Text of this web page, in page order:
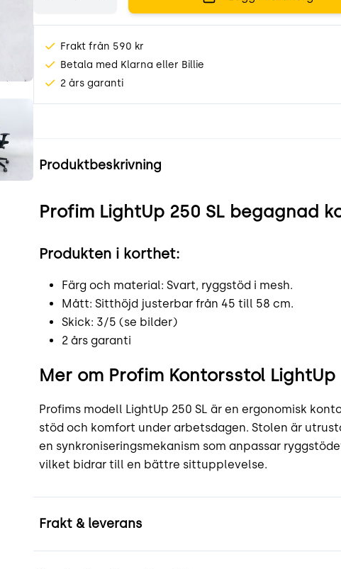
Frakt från 590 kr
Betala med Klarna eller Billie
2 års garanti
Produktbeskrivning
Profim LightUp 250 SL begagnad
Produkten i korthet:
Färg och material: Svart, ryggstöd i mesh.
Mått: Sitthöjd justerbar från 45 till 58 cm.
Skick: 3/5 (se bilder)
2 års garanti
Mer om Profim Kontorsstol LightUp
Profims modell LightUp 250 SL är en ergonomisk
stöd och komfort under arbetsdagen. Stolen är
en synkroniseringsmekanism som anpassar
vilket bidrar till en bättre sittupplevelse.
Frakt & leverans